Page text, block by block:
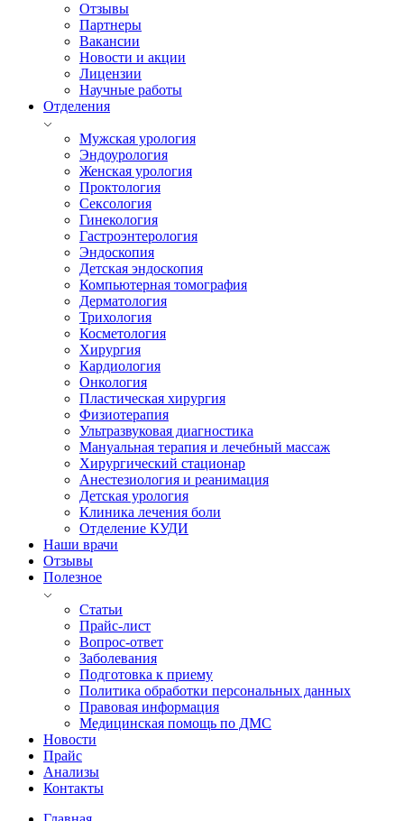
Отзывы
Партнеры
Вакансии
Новости и акции
Лицензии
Научные работы
Отделения
Мужская урология
Эндоурология
Женская урология
Проктология
Сексология
Гинекология
Гастроэнтерология
Эндоскопия
Детская эндоскопия
Компьютерная томография
Дерматология
Трихология
Косметология
Хирургия
Кардиология
Онкология
Пластическая хирургия
Физиотерапия
Ультразвуковая диагностика
Мануальная терапия и лечебный массаж
Хирургический стационар
Анестезиология и реанимация
Детская урология
Клиника лечения боли
Отделение КУДИ
Наши врачи
Отзывы
Полезное
Статьи
Прайс-лист
Вопрос-ответ
Заболевания
Подготовка к приему
Политика обработки персональных данных
Правовая информация
Медицинская помощь по ДМС
Новости
Прайс
Анализы
Контакты